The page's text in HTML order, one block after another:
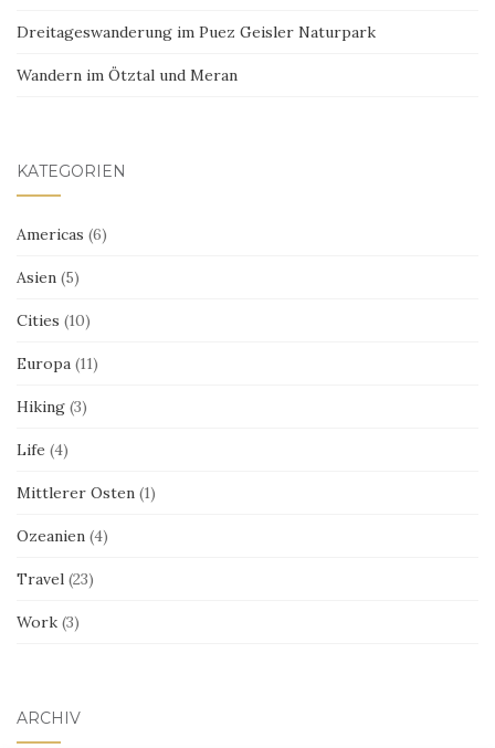
Dreitageswanderung im Puez Geisler Naturpark
Wandern im Ötztal und Meran
KATEGORIEN
Americas (6)
Asien (5)
Cities (10)
Europa (11)
Hiking (3)
Life (4)
Mittlerer Osten (1)
Ozeanien (4)
Travel (23)
Work (3)
ARCHIV